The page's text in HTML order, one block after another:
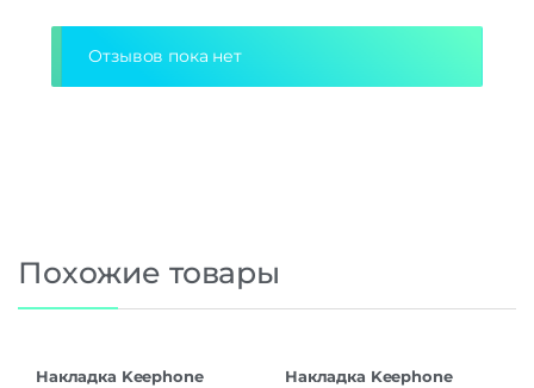
Отзывов пока нет
Похожие товары
Накладка Keephone
Накладка Keephone